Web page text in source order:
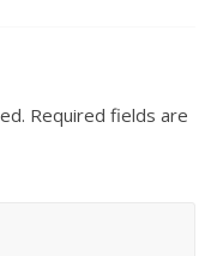
Required fields are